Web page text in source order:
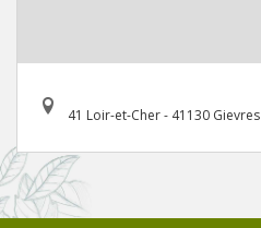
41 Loir-et-Cher - 41130 Gievres